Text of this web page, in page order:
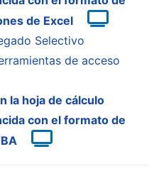
de Excel
Selectivo
de acceso
la hoja de cálculo
con el formato de